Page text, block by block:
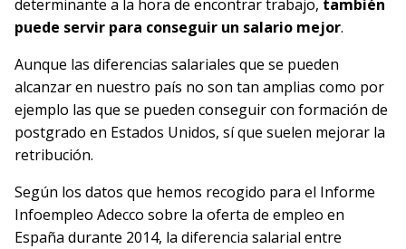
determinante a la hora de encontrar trabajo, también
puede servir para conseguir un salario mejor.
Aunque las diferencias salariales que se pueden
alcanzar en nuestro país no son tan amplias como por
ejemplo las que se pueden conseguir con formación de
postgrado en Estados Unidos, sí que suelen mejorar la
retribución.
Según los datos que hemos recogido para el Informe
Infoempleo Adecco sobre la oferta de empleo en
España durante 2014, la diferencia salarial entre